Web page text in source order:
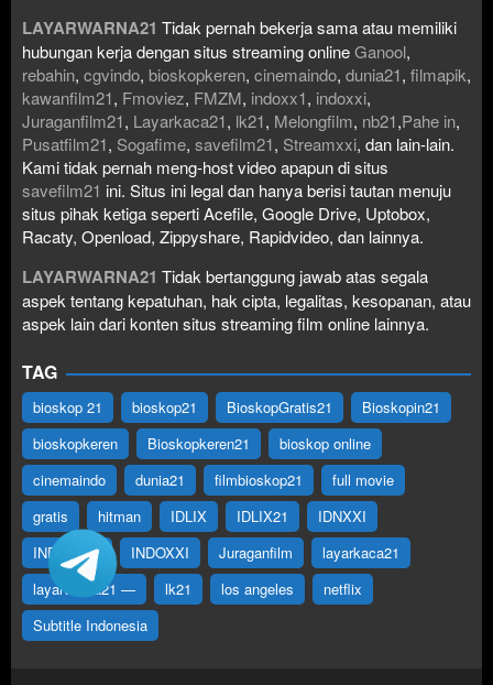
LAYARWARNA21 Tidak pernah bekerja sama atau memiliki
hubungan kerja dengan situs streaming onlineGanool,
rebahin, cgvindo, bioskopkeren, cinemaindo, dunia21, filmapik,
kawanfilm21, Fmoviez, FMZM, indoxx1, indoxxi,
Juraganfilm21, Layarkaca21, lk21, Melongfilm, nb21,Pahe in,
Pusatfilm21, Sogafime, savefilm21, Streamxxi, dan lain-lain.
Kami tidak pernah meng-host video apapun di situs
savefilm21 ini. Situs ini legal dan hanya berisi tautan menuju
situs pihak ketiga seperti Acefile, Google Drive, Uptobox,
Racaty, Openload, Zippyshare, Rapidvideo, dan lainnya.
LAYARWARNA21 Tidak bertanggung jawab atas segala
aspek tentang kepatuhan, hak cipta, legalitas, kesopanan, atau
aspek lain dari konten situs streaming film online lainnya.
TAG
bioskop 21 bioskop21 BioskopGratis21
Bioskopin21
bioskopkeren
Bioskopkeren21
bioskop online
cinemaindo
dunia21 filmbioskop21
full movie
gratis
hitman IDLIX IDLIX21
IDNXXI
INDOFILM
INDOXXI Juraganfilm
layarkaca21
layarwarna21 —
lk21 los angeles
netflix
Subtitle Indonesia